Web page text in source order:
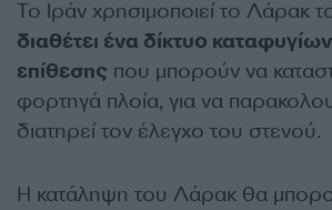
Το Ιράν χρησιμοποιεί το Λάρακ
διαθέτει ένα δίκτυο
επίθεσης που μπορούν να
φορτηγά πλοία, για να
διατηρεί τον έλεγχο του στενού.
Η κατάληψη του Λάρακ θα